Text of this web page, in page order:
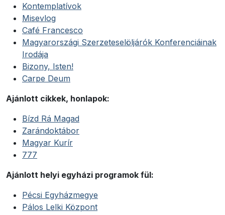
Kontemplatívok
Misevlog
Café Francesco
Magyarországi Szerzeteselöljárók Konferenciáinak
Irodája
Bizony, Isten!
Carpe Deum
Ajánlott cikkek, honlapok:
Bízd Rá Magad
Zarándoktábor
Magyar Kurír
777
Ajánlott helyi egyházi programok fül:
Pécsi Egyházmegye
Pálos Lelki Központ